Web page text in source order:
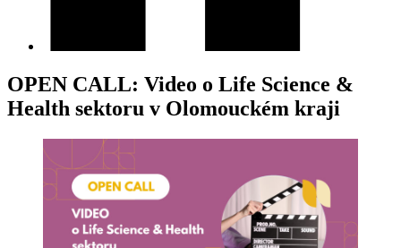
OPEN CALL: Video o Life Science &
Health sektoru v Olomouckém kraji